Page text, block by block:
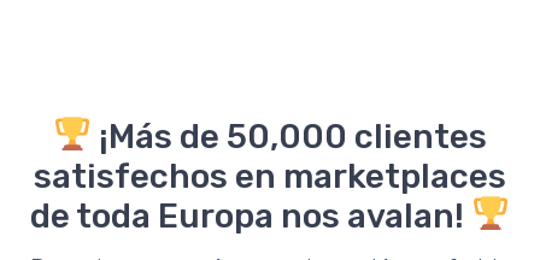
¡Más de 50,000 clientes
satisfechos en marketplaces
de toda Europa nos avalan!